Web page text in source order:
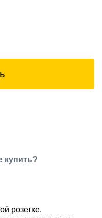
купить?
розетке,